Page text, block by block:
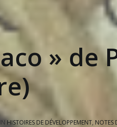
» de
INHISTOIRES DE DÉVELOPPEMENT, NOTES